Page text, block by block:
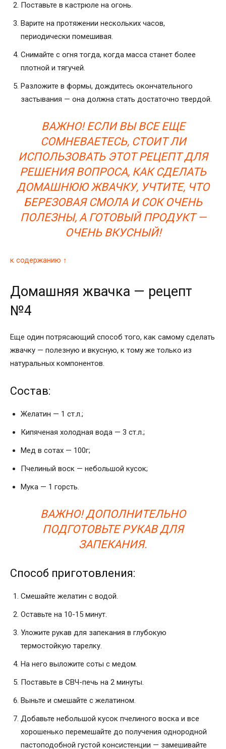
Поставьте в кастрюле на огонь.
Варите на протяжении нескольких часов,
периодически помешивая.
Снимайте с огня тогда, когда масса станет более
плотной и тягучей.
Разложите в формы, дождитесь окончательного
застывания — она должна стать достаточно твердой.
ВАЖНО! ЕСЛИ ВЫ ВСЕ ЕЩЕ
СОМНЕВАЕТЕСЬ, СТОИТ ЛИ
ИСПОЛЬЗОВАТЬ ЭТОТ РЕЦЕПТ ДЛЯ
РЕШЕНИЯ ВОПРОСА, КАК СДЕЛАТЬ
ДОМАШНЮЮ ЖВАЧКУ, УЧТИТЕ, ЧТО
БЕРЕЗОВАЯ СМОЛА И СОК ОЧЕНЬ
ПОЛЕЗНЫ, А ГОТОВЫЙ ПРОДУКТ —
ОЧЕНЬ ВКУСНЫЙ!
к содержанию ↑
Домашняя жвачка — рецепт
№4
Еще один потрясающий способ того, как самому сделать
жвачку — полезную и вкусную, к тому же только из
натуральных компонентов.
Состав:
Желатин — 1 ст.л.;
Кипяченая холодная вода — 3 ст.л.;
Мед в сотах — 100г;
Пчелиный воск — небольшой кусок;
Мука — 1 горсть.
ВАЖНО! ДОПОЛНИТЕЛЬНО
ПОДГОТОВЬТЕ РУКАВ ДЛЯ
ЗАПЕКАНИЯ.
Способ приготовления:
Смешайте желатин с водой.
Оставьте на 10-15 минут.
Уложите рукав для запекания в глубокую
термостойкую тарелку.
На него выложите соты с медом.
Поставьте в СВЧ-печь на 2 минуты.
Выньте и смешайте с желатином.
Добавьте небольшой кусок пчелиного воска и все
хорошенько перемешайте до получения однородной
пастоподобной густой консистенции — замешивайте